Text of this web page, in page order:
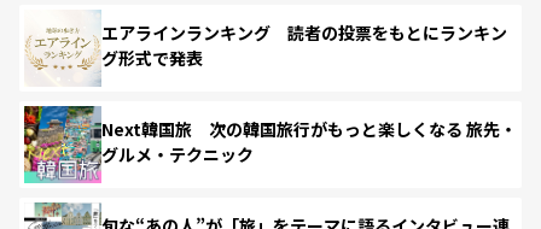
エアラインランキング 読者の投票をもとにランキン
グ形式で発表
Next韓国旅 次の韓国旅行がもっと楽しくなる 旅先・
グルメ・テクニック